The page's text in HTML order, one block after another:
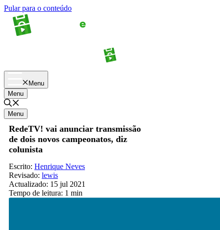
Pular para o conteúdo
Menu
Menu
Menu
RedeTV! vai anunciar transmissão
de dois novos campeonatos, diz
colunista
Escrito: Henrique Neves
Revisado: lewis
Actualizado: 15 jul 2021
Tempo de leitura: 1 min